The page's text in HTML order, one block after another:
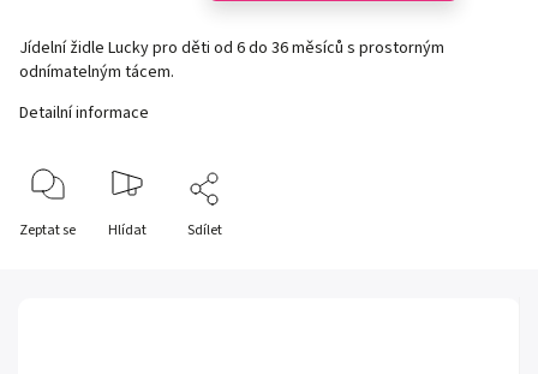
Jídelní židle Lucky pro děti od 6 do 36 měsíců s prostorným
odnímatelným tácem.
Detailní informace
Zeptat se Hlídat Sdílet